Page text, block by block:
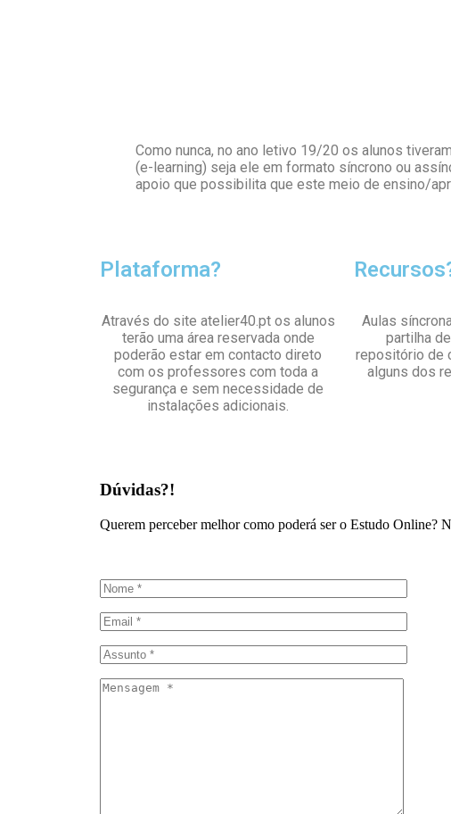
Como nunca, no ano letivo 19/20 os alunos
(e-learning) seja ele em formato síncrono ou
apoio que possibilita que este meio de ensino/
Plataforma?
Através do site atelier40.pt os alunos
terão uma área reservada onde
poderão estar em contacto direto
com os professores com toda a
segurança e sem necessidade de
instalações adicionais.
Aulas
partilha
repositório de
alguns dos
Dúvidas?!
Querem perceber melhor como poderá ser o Estudo Online?